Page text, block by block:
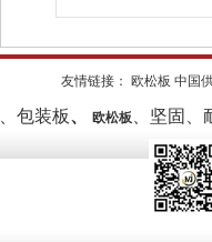
友情链接： 欧松板 中国
包装板、 欧松板 、坚固